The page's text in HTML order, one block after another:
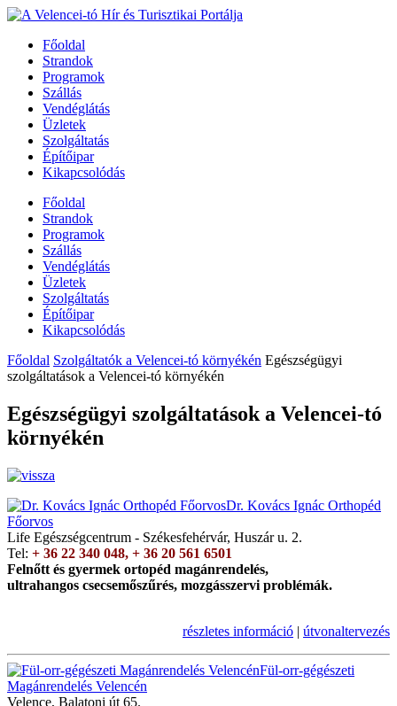
Főoldal
Strandok
Programok
Szállás
Vendéglátás
Üzletek
Szolgáltatás
Építőipar
Kikapcsolódás
Főoldal
Strandok
Programok
Szállás
Vendéglátás
Üzletek
Szolgáltatás
Építőipar
Kikapcsolódás
Főoldal Szolgáltatók a Velencei-tó környékén Egészségügyi
szolgáltatások a Velencei-tó környékén
Egészségügyi szolgáltatások a Velencei-tó
környékén
Dr. Kovács Ignác Orthopéd
Főorvos
Life Egészségcentrum - Székesfehérvár, Huszár u. 2.
Tel: + 36 22 340 048, + 36 20 561 6501
Felnőtt és gyermek ortopéd magánrendelés,
ultrahangos csecsemőszűrés, mozgásszervi problémák.
részletes információ | útvonaltervezés
Fül-orr-gégészeti
Magánrendelés Velencén
Velence, Balatoni út 65.